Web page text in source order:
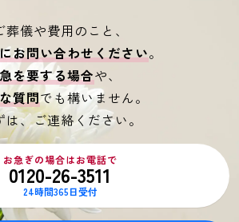
葬儀や費用のこと、
お問い合わせください。
急を要する場合や、
質問でも構いません。
は、ご連絡ください。
お急ぎの場合はお電話で
0120-26-3511
24時間365日受付